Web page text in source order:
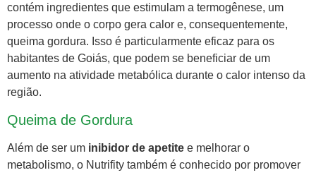
contém ingredientes que estimulam a termogênese, um
processo onde o corpo gera calor e, consequentemente,
queima gordura. Isso é particularmente eficaz para os
habitantes de Goiás, que podem se beneficiar de um
aumento na atividade metabólica durante o calor intenso da
região.
Queima de Gordura
Além de ser um inibidor de apetite e melhorar o
metabolismo, o Nutrifity também é conhecido por promover